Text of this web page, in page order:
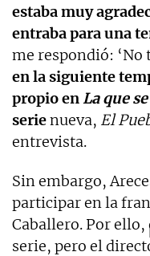
estaba muy
entraba para una
me respondió: ‘No
en la siguiente
propio enLa que
serienueva, El
entrevista.
Sin embargo,
participar en la
Caballero. Por
serie, pero el